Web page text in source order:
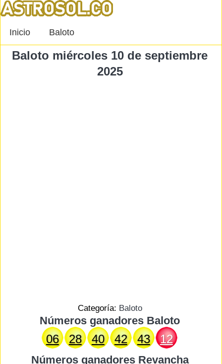
Inicio Baloto
Baloto miércoles 10 de septiembre
2025
Categoría: Baloto
Números ganadores Baloto
06 28 40 42 43 12
Números ganadores Revancha